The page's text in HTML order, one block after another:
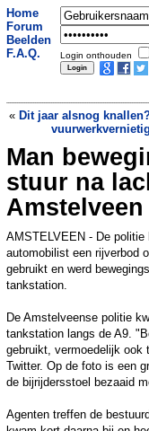
Home
Forum
Beelden
F.A.Q.
Login onthouden
« Dit jaar alsnog
Man
stuur na
Amstelveen
AMSTELVEEN - De
automobilist een rijverbod
gebruikt en werd
tankstation.
De Amstelveense politie
tankstation langs de A9.
gebruikt, vermoedelijk ook
Twitter. Op de foto is een
de bijrijdersstoel bezaaid
Agenten treffen de